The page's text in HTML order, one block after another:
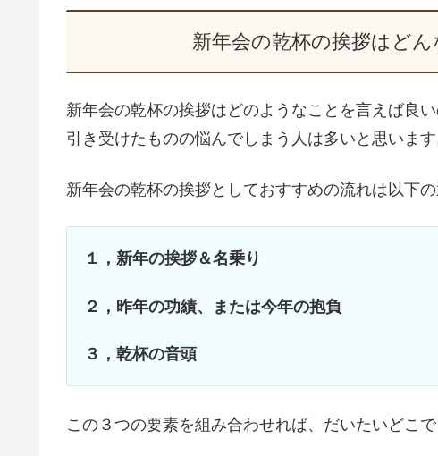
新年会の乾杯の挨拶はど
新年会の乾杯の挨拶はどのようなことを言えば良
引き受けたものの悩んでしまう人は多いと思います
新年会の乾杯の挨拶としておすすめの流れは以下の
１，新年の挨拶＆名乗り
２，昨年の功績、または今年の抱負
３，乾杯の音頭
この３つの要素を組み合わせれば、だいたいどこ